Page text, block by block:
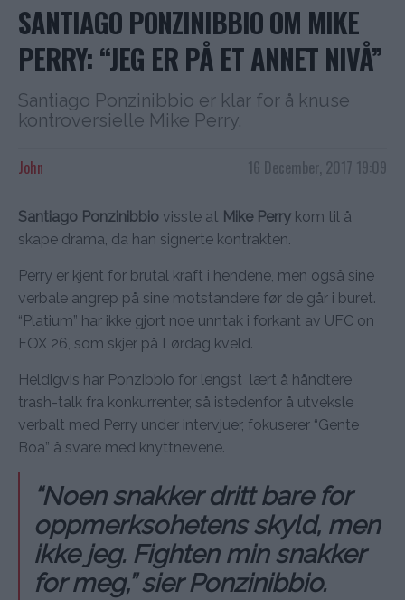
SANTIAGO PONZINIBBIO OM MIKE
PERRY: “JEG ER PÅ ET ANNET NIVÅ”
Santiago Ponzinibbio er klar for å knuse
kontroversielle Mike Perry.
16 December, 2017 19:09
John
Santiago Ponzinibbio visste at Mike Perry kom til å
skape drama, da han signerte kontrakten.
Perry er kjent for brutal kraft i hendene, men også sine
verbale angrep på sine motstandere før de går i buret.
“Platium” har ikke gjort noe unntak i forkant av UFC on
FOX 26, som skjer på Lørdag kveld.
Heldigvis har Ponzibbio for lengst lært å håndtere
trash-talk fra konkurrenter, så istedenfor å utveksle
verbalt med Perry under intervjuer, fokuserer “Gente
Boa” å svare med knyttnevene.
“Noen snakker dritt bare for
oppmerksohetens skyld, men
ikke jeg. Fighten min snakker
for meg,” sier Ponzinibbio.